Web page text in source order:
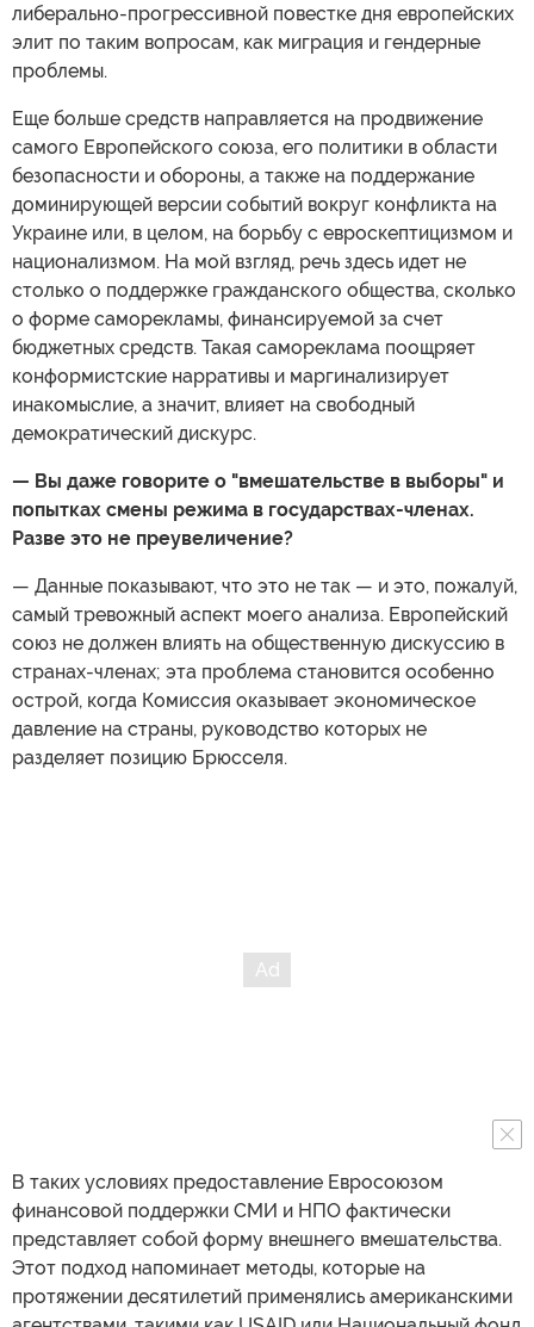
либерально-прогрессивной повестке дня европейских
элит по таким вопросам, как миграция и гендерные
проблемы.
Еще больше средств направляется на продвижение
самого Европейского союза, его политики в области
безопасности и обороны, а также на поддержание
доминирующей версии событий вокруг конфликта на
Украине или, в целом, на борьбу с евроскептицизмом и
национализмом. На мой взгляд, речь здесь идет не
столько о поддержке гражданского общества, сколько
о форме саморекламы, финансируемой за счет
бюджетных средств. Такая самореклама поощряет
конформистские нарративы и маргинализирует
инакомыслие, а значит, влияет на свободный
демократический дискурс.
— Вы даже говорите о "вмешательстве в выборы" и
попытках смены режима в государствах-членах.
Разве это не преувеличение?
— Данные показывают, что это не так — и это, пожалуй,
самый тревожный аспект моего анализа. Европейский
союз не должен влиять на общественную дискуссию в
странах-членах; эта проблема становится особенно
острой, когда Комиссия оказывает экономическое
давление на страны, руководство которых не
разделяет позицию Брюсселя.
В таких условиях предоставление Евросоюзом
финансовой поддержки СМИ и НПО фактически
представляет собой форму внешнего вмешательства.
Этот подход напоминает методы, которые на
протяжении десятилетий применялись американскими